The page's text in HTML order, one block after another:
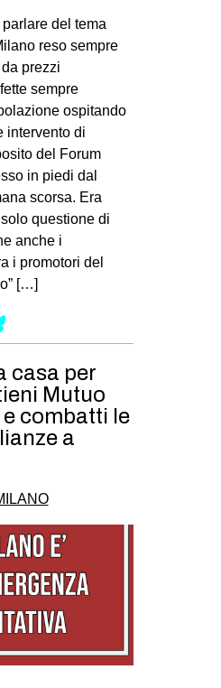
del tema
reso sempre
prezzi
sempre
ospitando
intervento di
del Forum
in piedi dal
scorsa. Era
questione di
anche i
i promotori del
[…]
casa per
Mutuo
combatti le
a